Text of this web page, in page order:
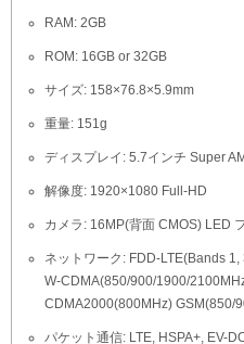
RAM: 2GB
ROM: 16GB or 32GB
サイズ: 158×76.8×5.9mm
重量: 151g
ディスプレイ: 5.7インチ Super
解像度: 1920×1080 Full-HD
カメラ: 16MP(背面 CMOS) LED
ネットワーク: FDD-LTE(Bands
W-CDMA(850/900/1900/
CDMA2000(800MHz) GSM(850/
パケット通信: LTE, HSPA+, EV-